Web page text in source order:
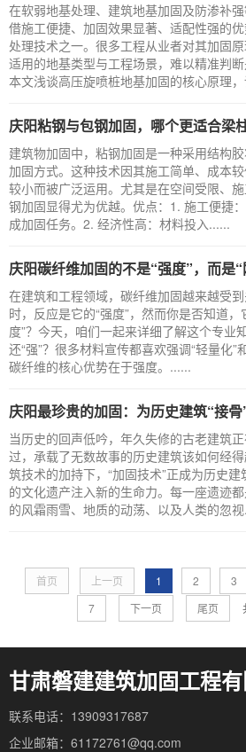
在软弱地基处理、建筑地基加固及防渗补
借施工便捷、加固效果显著、适配性强的
处理技术之一。很多工程从业者对其加固
适用的地基类型与工程场景，难以精准判断
本文浅谈高压旋喷桩地基加固的核心原理
庆阳粘钢与包钢加固，哪个更适合梁柱加
建筑物加固中，粘钢加固是一种采用结构
加固方式。这种技术因其施工简单、成本
较小而被广泛运用。尤其是在空间受限、
钢加固显得尤为优越。优点：1. 施工便捷
成加固任务。2. 经济性高：材料投入......
庆阳碳纤维加固的不是“强度”，而是“刚
在建筑和工程领域，碳纤维加固越来越受
时，反应是它的“强度”，然而你是否知道
度”？今天，咱们一起来详细了解这个专业
还“强”？很多材料宣传都喜欢强调“轻量化”
碳纤维的核心优势在于强度。......
庆阳最珍贵的加固：为历史建筑“接骨”
当历史的回声低吟，年久失修的古老建筑
过，承载了无数故事的历史建筑该如何经
筑技术的加持下，“加固技术”正成为历史
的文化遗产注入新的生命力。每一座遗迹
的风霜雨雪、地质的动荡、以及人类的忽
首页 上一页 1 2 3
7
下一页 尾页
甘肃磐建建筑加固工程
联系电话：13909317687
企业邮箱：61172761@qq.com